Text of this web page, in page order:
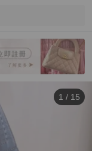
1 / 15